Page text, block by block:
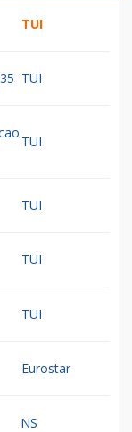
TUI
TUI
TUI
TUI
TUI
TUI
Eurostar
NS